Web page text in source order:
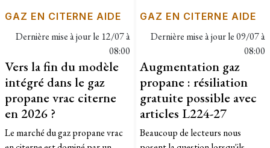
GAZ EN CITERNE AIDE
Dernière mise à jour le 12/07 à
08:00
Vers la fin du modèle
intégré dans le gaz
propane vrac citerne
en 2026 ?
Le marché du gaz propane vrac
GAZ EN CITERNE AIDE
Dernière mise à jour le09/07 à
08:00
Augmentation gaz
propane : résiliation
gratuite possible avec
articles L224-27
Beaucoup de lecteurs nous